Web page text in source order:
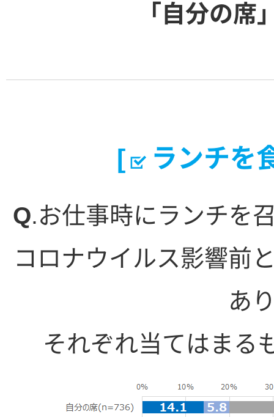
「自分の席
[ ランチを
Q.お仕事時にランチを
コロナウイルス影響前
あ
それぞれ当てはまる